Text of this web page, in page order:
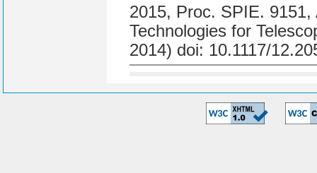
2015, Proc. SPIE.
Technologies for
2014) doi: 10.1117/